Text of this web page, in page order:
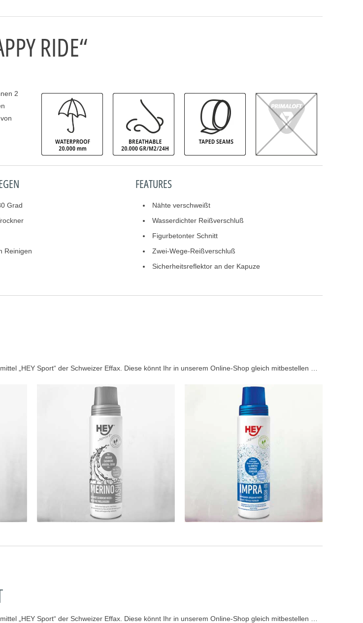
RIDE“
2
Grad
Reinigen
FEATURES
Nähte verschweißt
Wasserdichter Reißverschluß
Figurbetonter Schnitt
Zwei-Wege-Reißverschluß
Sicherheitsreflektor an der Kapuze
„HEY Sport“ der Schweizer Effax. Diese könnt Ihr in unserem Online-Shop gleich mitbestellen …
„HEY Sport“ der Schweizer Effax. Diese könnt Ihr in unserem Online-Shop gleich mitbestellen …